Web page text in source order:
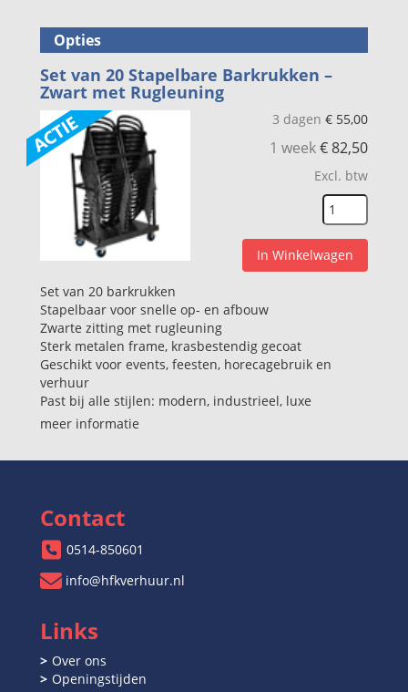
Opties
Set van 20 Stapelbare Barkrukken –
Zwart met Rugleuning
3 dagen € 55,00
1 week€82,50
Excl. btw
In Winkelwagen
Set van 20 barkrukken
Stapelbaar voor snelle op- en afbouw
Zwarte zitting met rugleuning
Sterk metalen frame, krasbestendig gecoat
Geschikt voor events, feesten, horecagebruik en
verhuur
Past bij alle stijlen: modern, industrieel, luxe
meer informatie
Contact
0514-850601
info@hfkverhuur.nl
Links
Over ons
Openingstijden